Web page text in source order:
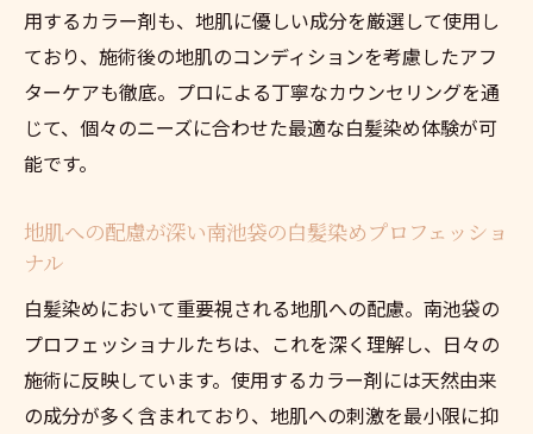
用するカラー剤も、地肌に優しい成分を厳選して使用し
ており、施術後の地肌のコンディションを考慮したアフ
ターケアも徹底。プロによる丁寧なカウンセリングを通
じて、個々のニーズに合わせた最適な白髪染め体験が可
能です。
地肌への配慮が深い南池袋の白髪染めプロフェッショ
ナル
白髪染めにおいて重要視される地肌への配慮。南池袋の
プロフェッショナルたちは、これを深く理解し、日々の
施術に反映しています。使用するカラー剤には天然由来
の成分が多く含まれており、地肌への刺激を最小限に抑